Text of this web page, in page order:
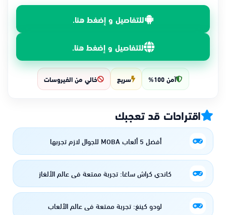
للتفاصيل و إضغط هنا.
للتفاصيل و إضغط هنا.
آمن 100% سريع خالي من الفيروسات
اقتراحات قد تعجبك
أفضل 5 ألعاب MOBA للجوال لازم تجربها
كاندي كراش ساغا: تجربة ممتعة في عالم الألغاز
لودو كينغ: تجربة ممتعة في عالم الألعاب